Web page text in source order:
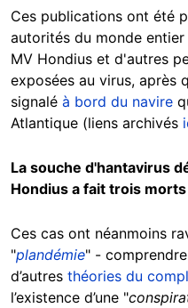
Ces publications ont été
autorités du monde entier
MV Hondius et d'autres
exposées au virus, après
signalé à bord du navire
Atlantique (liens archivés
La souche d'hantavirus
Hondius a fait trois
Ces cas ont néanmoins
"plandémie" -
d’autres théories du
l’existence d’une "